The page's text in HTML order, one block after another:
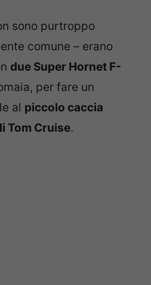
sono purtroppo
comune – erano
due Super Hornet F-
per fare un
al piccolo caccia
Tom Cruise.